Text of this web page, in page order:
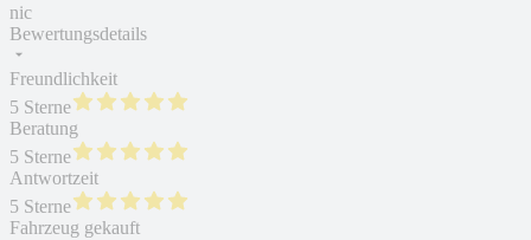
nic
Bewertungsdetails
Freundlichkeit
5 Sterne
Beratung
5 Sterne
Antwortzeit
5 Sterne
Fahrzeug gekauft